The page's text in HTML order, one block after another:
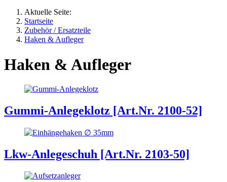
Aktuelle Seite:
Startseite
Zubehör / Ersatzteile
Haken & Aufleger
Haken & Aufleger
Gummi-Anlegeklotz [Art.Nr. 2100-52]
Lkw-Anlegeschuh [Art.Nr. 2103-50]